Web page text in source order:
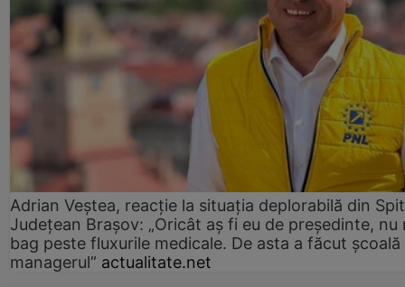
Adrian Veștea, reacție la situația deplorabilă din
Județean Brașov: „Oricât aș fi eu de președinte, nu
bag peste fluxurile medicale. De asta a făcut școală
managerul” actualitate.net